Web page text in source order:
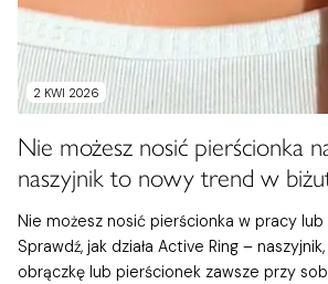
2 KWI 2026
Nie możesz nosić pierścionka
naszyjnik to nowy trend w
Nie możesz nosić pierścionka w pracy
Sprawdź, jak działa Active Ring –
obrączkę lub pierścionek zawsze przy